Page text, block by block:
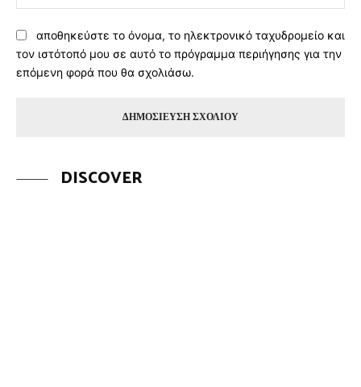
αποθηκεύστε το όνομα, το ηλεκτρονικό ταχυδρομείο και
τον ιστότοπό μου σε αυτό το πρόγραμμα περιήγησης για την
επόμενη φορά που θα σχολιάσω.
DISCOVER